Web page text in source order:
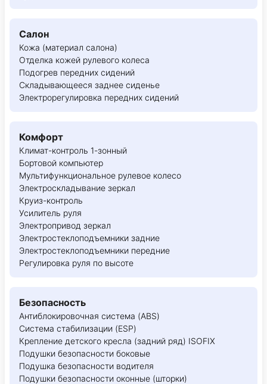
Салон
Кожа (материал салона)
Отделка кожей рулевого колеса
Подогрев передних сидений
Складывающееся заднее сиденье
Электрорегулировка передних сидений
Комфорт
Климат-контроль 1-зонный
Бортовой компьютер
Мультифункциональное рулевое колесо
Электроскладывание зеркал
Круиз-контроль
Усилитель руля
Электропривод зеркал
Электростеклоподъемники задние
Электростеклоподъемники передние
Регулировка руля по высоте
Безопасность
Антиблокировочная система (ABS)
Система стабилизации (ESP)
Крепление детского кресла (задний ряд) ISOFIX
Подушки безопасности боковые
Подушка безопасности водителя
Подушки безопасности оконные (шторки)